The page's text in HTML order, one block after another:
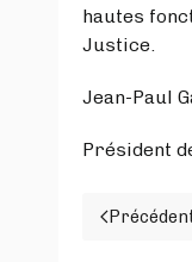
hautes
Justice.
Jean-Paul
Président